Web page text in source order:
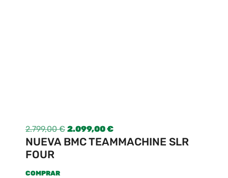
2.799,00€ 2.099,00€
NUEVA BMC TEAMMACHINE SLR
FOUR
COMPRAR